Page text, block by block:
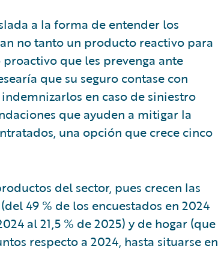
a la forma de entender los
no tanto un producto reactivo para
que les prevenga ante
que su seguro contase con
en caso de siniestro
que ayuden a mitigar la
una opción que crece cinco
del sector, pues crecen las
49 % de los encuestados en 2024
al 21,5 % de 2025) y de hogar (que
respecto a 2024, hasta situarse en